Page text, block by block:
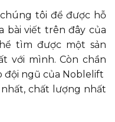
tôi để được hỗ
bài viết trên đây của
tìm được một sản
với mình. Còn chần
đội ngũ của Noblelift
chất lượng nhất